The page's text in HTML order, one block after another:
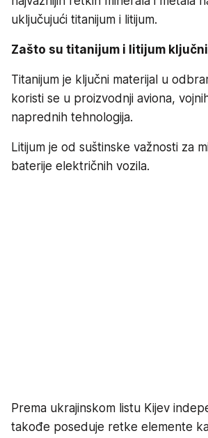
uključujući titanijum i litijum.
Zašto su titanijum i litijum
Titanijum je ključni materijal u
koristi se u proizvodnji aviona,
naprednih tehnologija.
Litijum je od suštinske važnosti za
baterije električnih vozila.
Prema ukrajinskom listu Kijev
takođe poseduje retke elemente